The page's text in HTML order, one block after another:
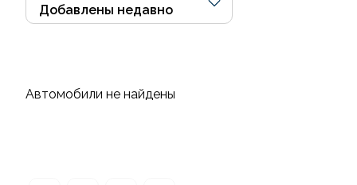
Автомобили не найдены